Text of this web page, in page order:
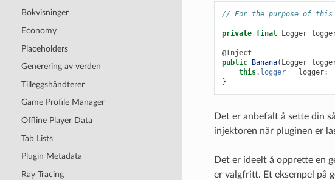
Bokvisninger
Economy
Placeholders
Generering av verden
Tilleggshåndterer
Game Profile Manager
Offline Player Data
Tab Lists
Plugin Metadata
Ray Tracing
// For the purpose of this
private final Logger
@Inject
public Banana( Logger
this. logger = logger;
}
Det er anbefalt å sette din
injektoren når pluginen er
Det er ideelt å opprette en
er valgfritt. Et eksempel på